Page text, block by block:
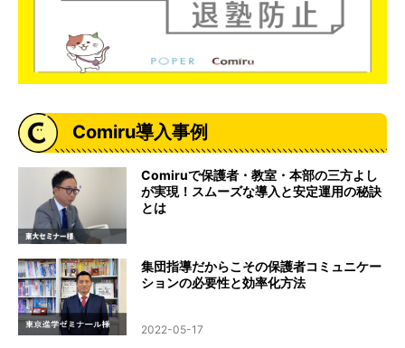
Comiru導入事例
Comiruで保護者・教室・本部の三方よし
が実現！スムーズな導入と安定運用の秘訣
とは
集団指導だからこその保護者コミュニケー
ションの必要性と効率化方法
2022-05-17